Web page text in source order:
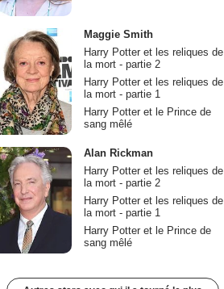
Maggie Smith
Harry Potter et les reliques de
la mort - partie 2
Harry Potter et les reliques de
la mort - partie 1
Harry Potter et le Prince de
sang mêlé
Alan Rickman
Harry Potter et les reliques de
la mort - partie 2
Harry Potter et les reliques de
la mort - partie 1
Harry Potter et le Prince de
sang mêlé